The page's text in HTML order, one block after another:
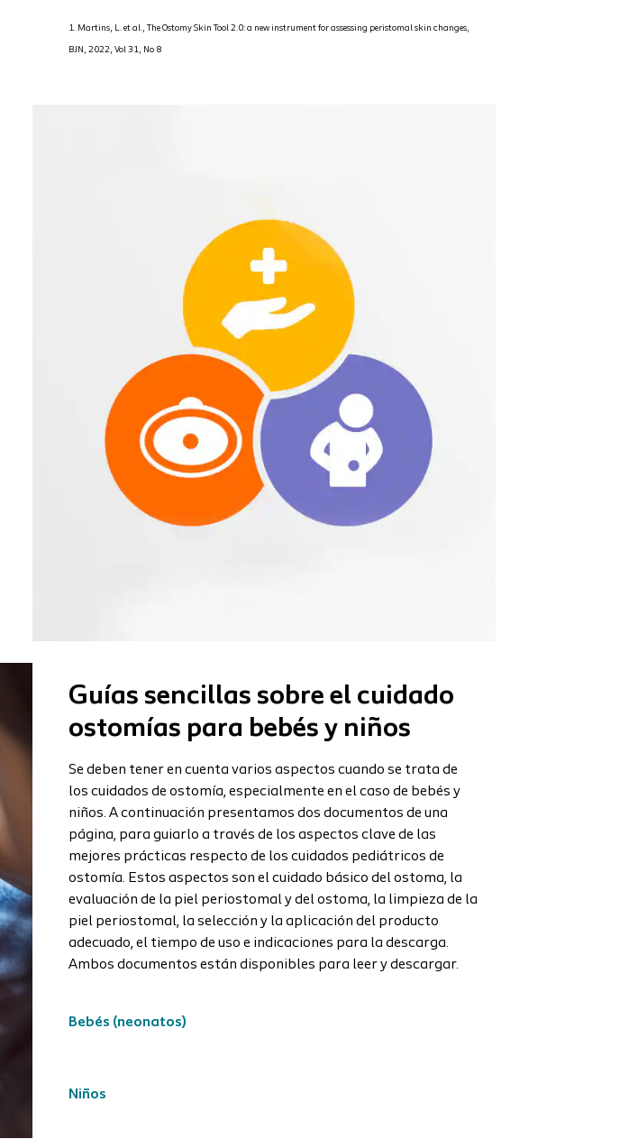
1. Martins, L. et al., The Ostomy Skin Tool 2.0: a new instrument for assessing peristomal skin changes,
BJN, 2022, Vol 31, No 8
Guías sencillas sobre el cuidado
ostomías para bebés y niños
Se deben tener en cuenta varios aspectos cuando se trata de
los cuidados de ostomía, especialmente en el caso de bebés y
niños. A continuación presentamos dos documentos de una
página, para guiarlo a través de los aspectos clave de las
mejores prácticas respecto de los cuidados pediátricos de
ostomía. Estos aspectos son el cuidado básico del ostoma, la
evaluación de la piel periostomal y del ostoma, la limpieza de la
piel periostomal, la selección y la aplicación del producto
adecuado, el tiempo de uso e indicaciones para la descarga.
Ambos documentos están disponibles para leer y descargar.
Bebés (neonatos)
Niños